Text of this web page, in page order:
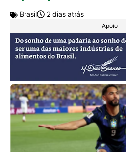
Brasil 2 dias atrás
Apoio